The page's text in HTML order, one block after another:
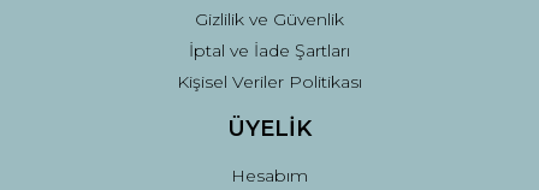
Gizlilik ve Güvenlik
İptal ve İade Şartları
Kişisel Veriler Politikası
ÜYELİK
Hesabım